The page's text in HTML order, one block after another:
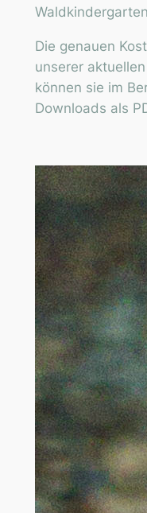
Die genauen
unserer
können sie im
Downloads als